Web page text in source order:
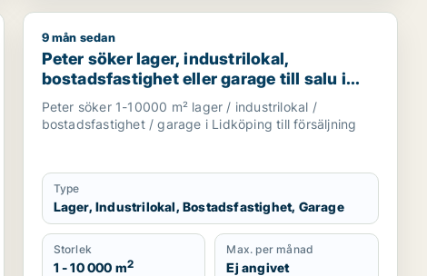
garage till salu i Grästorp, Vara eller Götene m.fl.
restauranglokal, bostadsfastighet, hotell eller garage
Peter söker lager, industrilokal, bostadsfastighet
9 mån sedan
Peter söker lager, industrilokal,
bostadsfastighet eller garage till salu i
Lidköping
Peter söker 1-10000 m² lager / industrilokal /
bostadsfastighet / garage i Lidköping till försäljning
Type
Lager, Industrilokal, Bostadsfastighet, Garage
Storlek
1 - 10 000 m2
Max. per månad
Ej angivet